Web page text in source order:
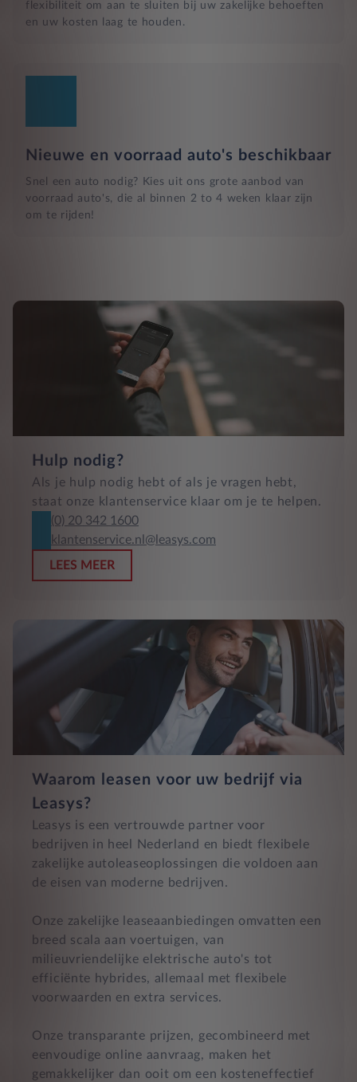
flexibiliteit om aan te sluiten bij uw zakelijke behoeften
en uw kosten laag te houden.
Nieuwe en voorraad auto's beschikbaar
Snel een auto nodig? Kies uit ons grote aanbod van
voorraad auto's, die al binnen 2 to 4 weken klaar zijn
om te rijden!
Hulp nodig?
Als je hulp nodig hebt of als je vragen hebt,
staat onze klantenservice klaar om je te helpen.
(0) 20 342 1600
klantenservice.nl@leasys.com
LEES MEER
Waarom leasen voor uw bedrijf via
Leasys?
Leasys is een vertrouwde partner voor
bedrijven in heel Nederland en biedt flexibele
zakelijke autoleaseoplossingen die voldoen aan
de eisen van moderne bedrijven.
Onze zakelijke leaseaanbiedingen omvatten een
breed scala aan voertuigen, van
milieuvriendelijke elektrische auto's tot
efficiënte hybrides, allemaal met flexibele
voorwaarden en extra services.
Onze transparante prijzen, gecombineerd met
eenvoudige online aanvraag, maken het
gemakkelijker dan ooit om een kosteneffectief